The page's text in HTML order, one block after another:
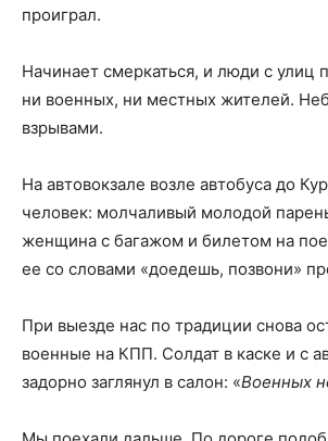
проиграл.
Начинает смеркаться, и люди с улиц
ни военных, ни местных жителей.
взрывами.
На автовокзале возле автобуса до
человек: молчаливый молодой
женщина с багажом и билетом на
ее со словами «доедешь, позвони»
При выезде нас по традиции снова
военные на КПП. Солдат в каске и с
задорно заглянул в салон: «Военных